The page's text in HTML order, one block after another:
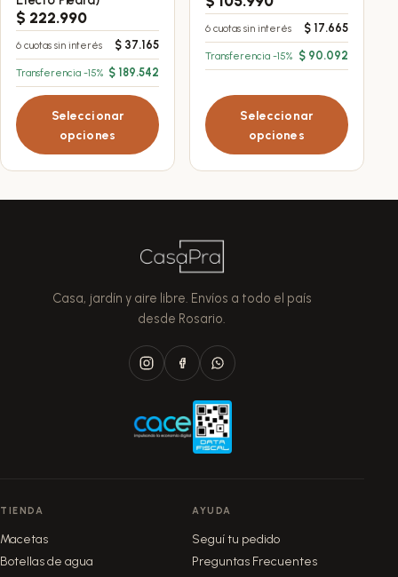
$ 222.990
6 cuotas sin interés $ 37.165
Transferencia -15% $ 189.542
Seleccionar
opciones
múltiples
variantes.
Las
opciones
se
pueden
elegir
en
la
6 cuotas sin interés $17.665
Transferencia -15% $90.092
Seleccionar
opciones
múltiples
variantes.
Las
se
pueden
elegir
en
la
de
producto
Casa, jardín y aire libre. Envíos a todo el país
desde Rosario.
TIENDA
Macetas
Botellas de agua
AYUDA
Seguí tu pedido
Preguntas Frecuentes